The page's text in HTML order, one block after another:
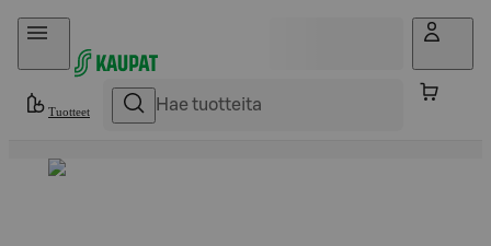
Hyppää sisältöön
Tuotteet